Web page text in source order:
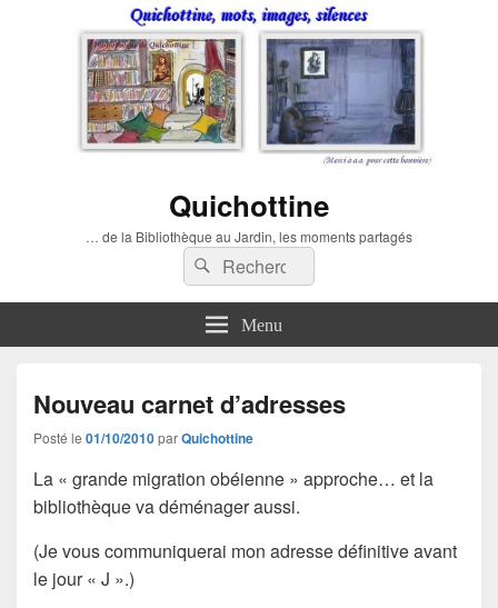
Quichottine
… de la Bibliothèque au Jardin, les moments partagés
Recherche :
Rechercher
Menu
Nouveau carnet d’adresses
Posté le 01/10/2010parQuichottine
La « grande migration obéienne » approche… et la
bibliothèque va déménager aussi.
(Je vous communiquerai mon adresse définitive avant
le jour « J ».)